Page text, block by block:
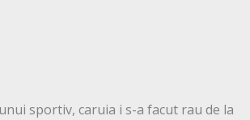
sportiv, caruia i s-a facut rau de la